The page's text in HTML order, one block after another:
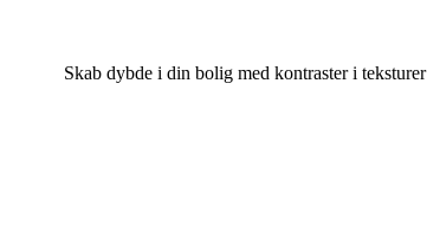
Skab dybde i din bolig med kontraster i teksturer